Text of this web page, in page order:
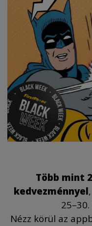
Több mint
kedvezménnyel
Nézz körül az